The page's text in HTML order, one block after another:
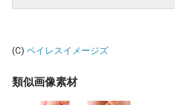
(C) ペイレスイメージズ
類似画像素材